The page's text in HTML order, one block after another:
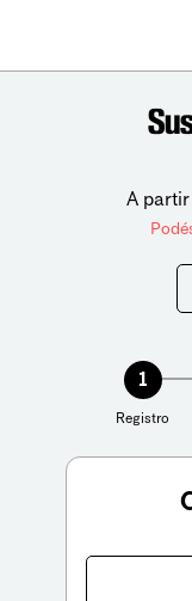
A
1
Registro